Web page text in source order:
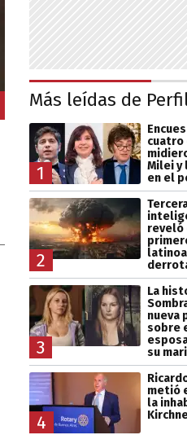
Más leídas de
1
cuatro
Milei y
en el
2
reveló
3
La
nueva
sobre
su
4
metió
la